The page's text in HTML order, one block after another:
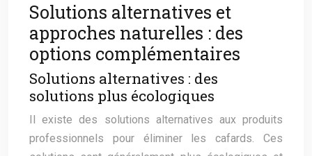
Solutions alternatives et
approches naturelles : des
options complémentaires
Solutions alternatives : des
solutions plus écologiques
Il existe des solutions alternatives aux produits
professionnels pour éliminer les cafards. Ces